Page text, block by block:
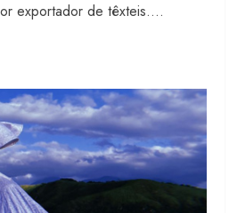
exportador de têxteis....